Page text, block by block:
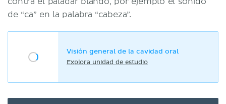
de “ca” en la palabra “cabeza”.
Visión general de la cavidad oral
Explora unidad de estudio